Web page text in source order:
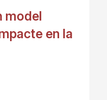
model
en la